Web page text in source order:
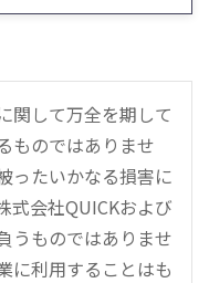
関して万全を期して
ものではありませ
ったいかなる損害に
式会社QUICKおよび
うものではありませ
に利用することはも